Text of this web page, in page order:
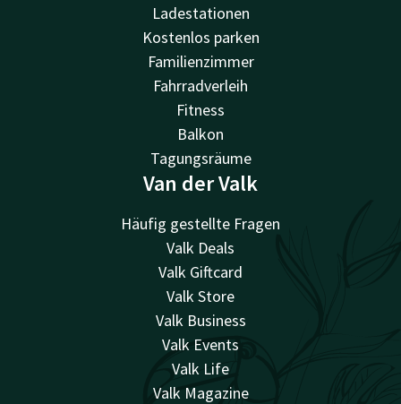
Ladestationen
Kostenlos parken
Familienzimmer
Fahrradverleih
Fitness
Balkon
Tagungsräume
Van der Valk
Häufig gestellte Fragen
Valk Deals
Valk Giftcard
Valk Store
Valk Business
Valk Events
Valk Life
Valk Magazine